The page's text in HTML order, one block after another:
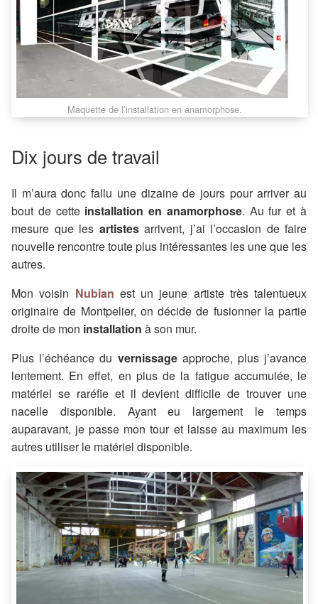
Maquette de l’installation en anamorphose.
Dix jours de travail
Il m’aura donc fallu une dizaine de jours pour arriver au
bout de cette installation en anamorphose. Au fur et à
mesure que les artistesarrivent, j’ai l’occasion de faire
nouvelle rencontre toute plus intéressantes les une que les
autres.
Mon voisin Nubian est un jeune artiste très talentueux
originaire de Montpelier, on décide de fusionner la partie
droite de mon installation à son mur.
Plus l’échéance du vernissageapproche, plus j’avance
lentement. En effet, en plus de la fatigue accumulée, le
matériel se raréfie et il devient difficile de trouver une
nacelle disponible. Ayant eu largement le temps
auparavant, je passe mon tour et laisse au maximum les
autres utiliser le matériel disponible.